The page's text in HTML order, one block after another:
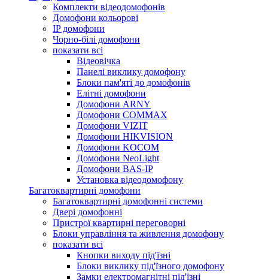
Комплекти відеодомофонів
Домофони кольорові
IP домофони
Чорно-білі домофони
показати всі
Відеовічка
Панелі виклику домофону
Блоки пам'яті до домофонів
Елітні домофони
Домофони ARNY
Домофони COMMAX
Домофони VIZIT
Домофони HIKVISION
Домофони KOCOM
Домофони NeoLight
Домофони BAS-IP
Установка відеодомофону
Багатоквартирні домофони
Багатоквартирні домофонні системи
Двері домофонні
Пристрої квартирні переговорні
Блоки управління та живлення домофону
показати всі
Кнопки виходу під'їзні
Блоки виклику під'їзного домофону
Замки електромагнітні під'їзні